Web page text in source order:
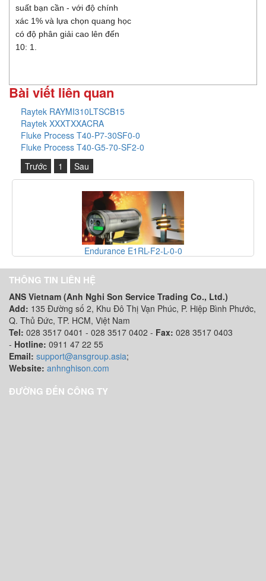
suất bạn cần - với độ chính
xác 1% và lựa chọn quang học
có độ phân giải cao lên đến
10: 1.
Bài viết liên quan
Raytek RAYMI310LTSCB15
Raytek XXXTXXACRA
Fluke Process T40-P7-30SF0-0
Fluke Process T40-G5-70-SF2-0
Trước
1 Sau
E1RL-F2-L-0-0
THÔNG TIN LIÊN HỆ
ANS Vietnam (Anh Nghi Son Service Trading Co., Ltd.)
Add: 135 Đường số 2, Khu Đô Thị Vạn Phúc, P. Hiệp Bình Phước,
Q. Thủ Đức, TP. HCM, Việt Nam
Tel: 028 3517 0401 - 028 3517 0402 - Fax: 028 3517 0403
- Hotline: 0911 47 22 55
Email: support@ansgroup.asia;
Website: anhnghison.com
ĐƯỜNG ĐẾN CÔNG TY